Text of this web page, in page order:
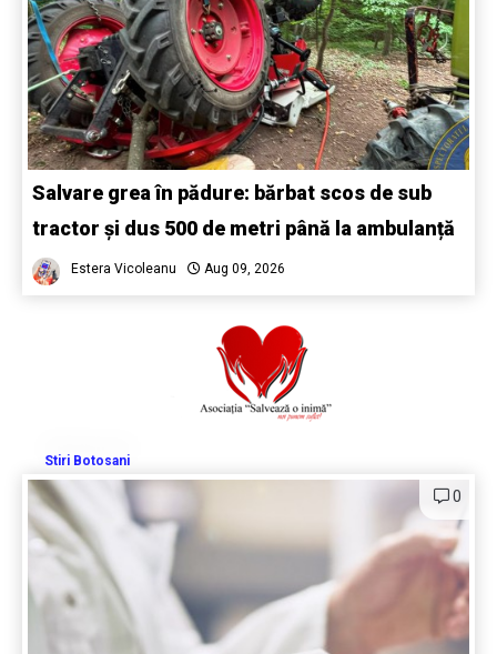
Salvare grea în pădure: bărbat scos de sub
tractor și dus 500 de metri până la ambulanță
Estera Vicoleanu Aug 09, 2026
Stiri Botosani
0